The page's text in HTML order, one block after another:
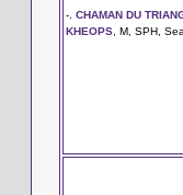
-. CHAMAN DU
KHEOPS , M, SPH,